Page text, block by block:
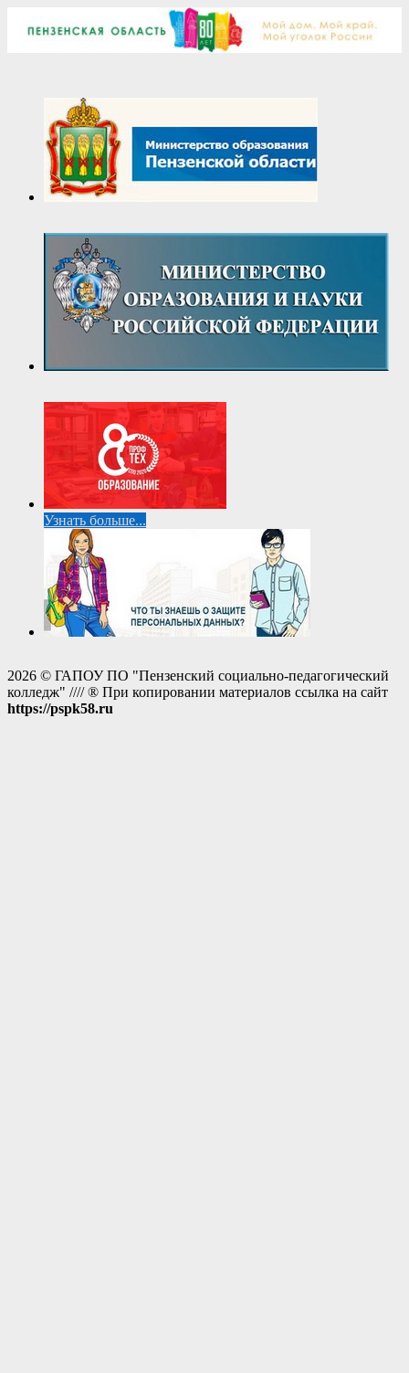
Узнать больше...
2026 © ГАПОУ ПО "Пензенский социально-педагогический
колледж" //// ® При копировании материалов ссылка на сайт
https://pspk58.ru